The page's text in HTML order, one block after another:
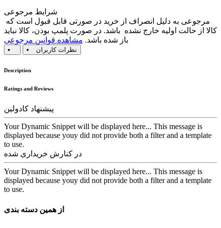
شرایط مرجوعی
کالا از حالت اولیه خارج نشده باشد. در صورت پلمپ بودن، کالا نباید
باز شده باشد. مشاهده قوانین مرجوعی
نظرات کاربران
Description
Ratings and Reviews
پیشنهاد کادولین
Your Dynamic Snippet will be displayed here... This message is
displayed because youy did not provide both a filter and a template
to use.
در کنارش خریداری شده
Your Dynamic Snippet will be displayed here... This message is
displayed because youy did not provide both a filter and a template
to use.
از همین دسته بندی